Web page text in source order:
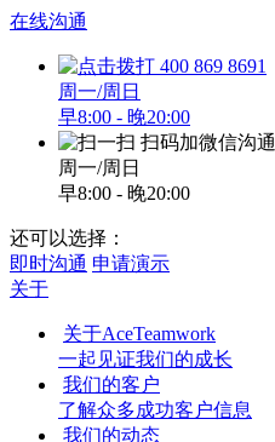
在线沟通
400 869 8691
周一/周日
早8:00 - 晚20:00
扫码加微信沟通
周一/周日
早8:00 - 晚20:00
还可以选择：
即时沟通 申请演示
关于
关于AceTeamwork
一起见证我们的成长
我们的客户
了解众多成功客户信息
我们的动态